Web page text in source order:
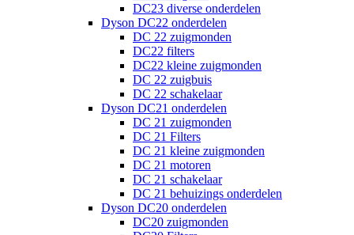
DC23 diverse onderdelen
Dyson DC22 onderdelen
DC 22 zuigmonden
DC22 filters
DC22 kleine zuigmonden
DC 22 zuigbuis
DC 22 schakelaar
Dyson DC21 onderdelen
DC 21 zuigmonden
DC 21 Filters
DC 21 kleine zuigmonden
DC 21 motoren
DC 21 schakelaar
DC 21 behuizings onderdelen
Dyson DC20 onderdelen
DC20 zuigmonden